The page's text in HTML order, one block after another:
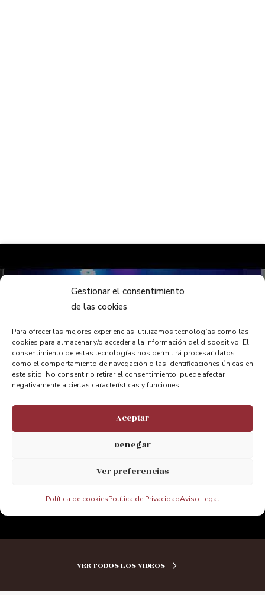
Gestionar el consentimiento
de las cookies
Para ofrecer las mejores experiencias, utilizamos tecnologías como las
cookies para almacenar y/o acceder a la información del dispositivo. El
consentimiento de estas tecnologías nos permitirá procesar datos
como el comportamiento de navegación o las identificaciones únicas en
este sitio. No consentir o retirar el consentimiento, puede afectar
negativamente a ciertas características y funciones.
Aceptar
Denegar
Ver preferencias
Política de cookiesPolítica de PrivacidadAviso Legal
Haz clic para aceptar cookies de
marketing y permitir este contenido
VER TODOS LOS VIDEOS